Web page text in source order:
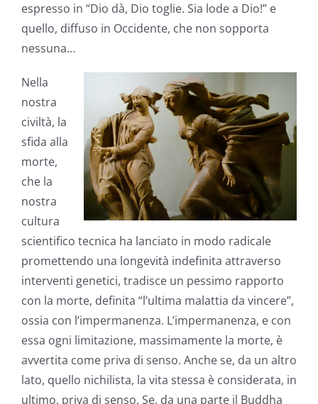
espresso in “Dio dà, Dio toglie. Sia lode a Dio!” e
quello, diffuso in Occidente, che non sopporta
nessuna…
Nella
nostra
civiltà, la
sfida alla
morte,
che la
nostra
cultura
scientifico tecnica ha lanciato in modo radicale
promettendo una longevità indefinita attraverso
interventi genetici, tradisce un pessimo rapporto
con la morte, definita “l’ultima malattia da vincere”,
ossia con l’impermanenza. L’impermanenza, e con
essa ogni limitazione, massimamente la morte, è
avvertita come priva di senso. Anche se, da un altro
lato, quello nichilista, la vita stessa è considerata, in
ultimo, priva di senso. Se, da una parte il Buddha